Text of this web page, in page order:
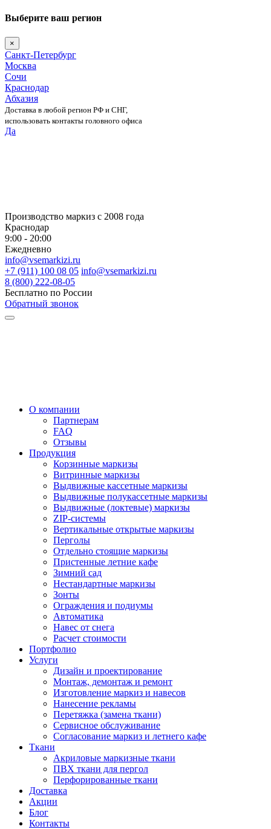
Выберите ваш регион
×
Санкт-Петербург
Москва
Сочи
Краснодар
Абхазия
Доставка в любой регион РФ и СНГ,
использовать контакты головного офиса
Да
Производство маркиз с 2008 года
Краснодар
9:00 - 20:00
Ежедневно
info@vsemarkizi.ru
+7 (911) 100 08 05 info@vsemarkizi.ru
8 (800) 222-08-05
Бесплатно по России
Обратный звонок
О компании
Партнерам
FAQ
Отзывы
Продукция
Корзинные маркизы
Витринные маркизы
Выдвижные кассетные маркизы
Выдвижные полукассетные маркизы
Выдвижные (локтевые) маркизы
ZIP-системы
Вертикальные открытые маркизы
Перголы
Отдельно стоящие маркизы
Пристенные летние кафе
Зимний сад
Нестандартные маркизы
Зонты
Ограждения и подиумы
Автоматика
Навес от снега
Расчет стоимости
Портфолио
Услуги
Дизайн и проектирование
Монтаж, демонтаж и ремонт
Изготовление маркиз и навесов
Нанесение рекламы
Перетяжка (замена ткани)
Сервисное обслуживание
Согласование маркиз и летнего кафе
Ткани
Акриловые маркизные ткани
ПВХ ткани для пергол
Перфорированные ткани
Доставка
Акции
Блог
Контакты